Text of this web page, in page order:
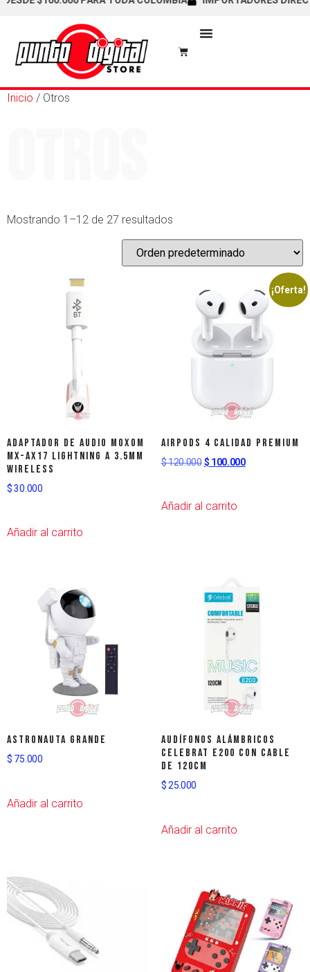
Inicio / Otros
Mostrando 1–12 de 27 resultados
Adaptador de audio Moxom
MX-AX17 Lightning a 3.5mm
Wireless
$30.000
Añadir al carrito
¡Oferta!
AirPods 4 Calidad Premium
$120.000$ 100.000
Añadir al carrito
Astronauta grande
$ 75.000
Añadir al carrito
Audífonos Alámbricos
Celebrat E200 con Cable
de 120cm
$ 25.000
Añadir al carrito